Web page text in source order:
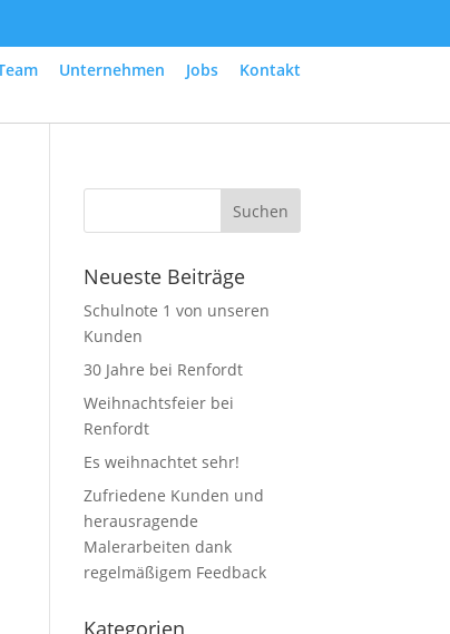
Unternehmen Jobs Kontakt
Neueste Beiträge
Schulnote 1 von unseren
Kunden
30 Jahre bei Renfordt
Weihnachtsfeier bei
Renfordt
Es weihnachtet sehr!
Zufriedene Kunden und
herausragende
Malerarbeiten dank
regelmäßigem Feedback
Kategorien